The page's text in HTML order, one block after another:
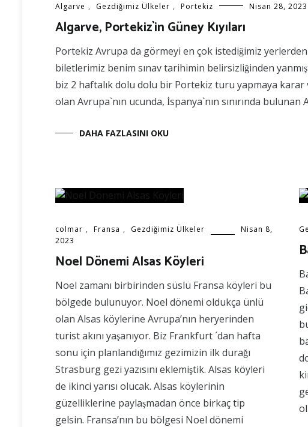
Algarve , Gezdiğimiz Ülkeler , Portekiz Nisan 28, 2023
Algarve, Portekiz`in Güney Kıyıları
Portekiz Avrupa da görmeyi en çok istediğimiz
biletlerimiz benim sınav tarihimin belirsizliğinden
biz 2 haftalık dolu dolu bir Portekiz turu yapmaya
olan Avrupa`nın ucunda, İspanya`nın sınırında
DAHA FAZLASINI OKU
colmar , Fransa , Gezdiğimiz Ülkeler
Nisan 8,
2023
Noel Dönemi Alsas Köyleri
Noel zamanı birbirinden süslü Fransa köyleri bu
bölgede bulunuyor. Noel dönemi oldukça ünlü
olan Alsas köylerine Avrupa’nın heryerinden
turist akını yaşanıyor. Biz Frankfurt ´dan hafta
sonu için planlandığımız gezimizin ilk durağı
Strasburg gezi yazısını eklemiştik. Alsas köyleri
de ikinci yarısı olucak. Alsas köylerinin
güzelliklerine paylaşmadan önce birkaç tip
gelsin. Fransa’nın bu bölgesi Noel dönemi